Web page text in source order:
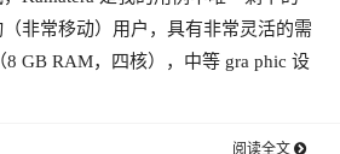
非常移动）用户，具有非常灵活的需
GB RAM，四核），中等 gra phic 设
阅读全文